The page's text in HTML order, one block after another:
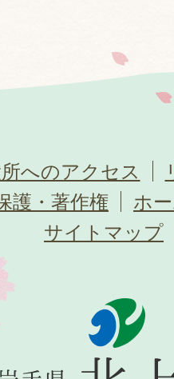
へのアクセス
護・著作権
ホ
サイトマップ